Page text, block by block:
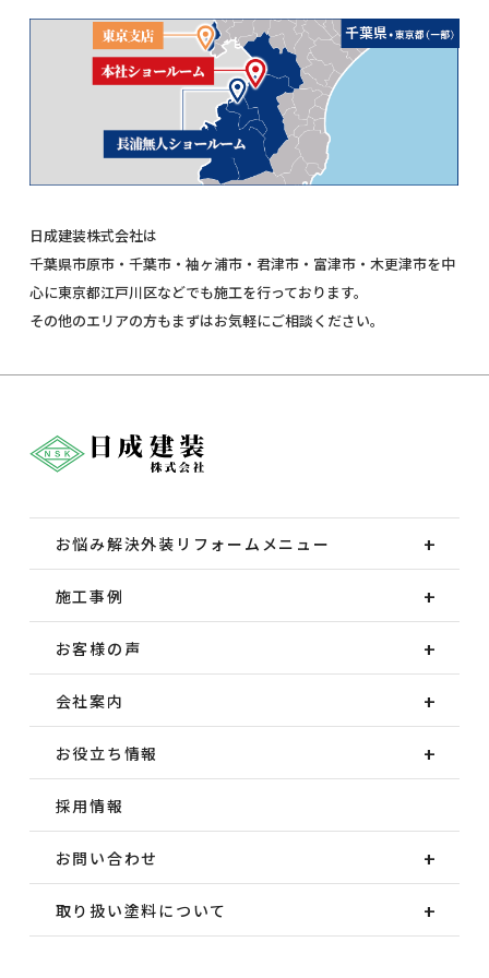
日成建装株式会社は
千葉県市原市・千葉市・袖ヶ浦市・君津市・富津市・木更津市を中
心に東京都江戸川区などでも施工を行っております。
その他のエリアの方もまずはお気軽にご相談ください。
お悩み解決外装 リフォームメニュー
施工事例
お客様の声
会社案内
お役立ち情報
採用情報
お問い合わせ
取り扱い塗料について